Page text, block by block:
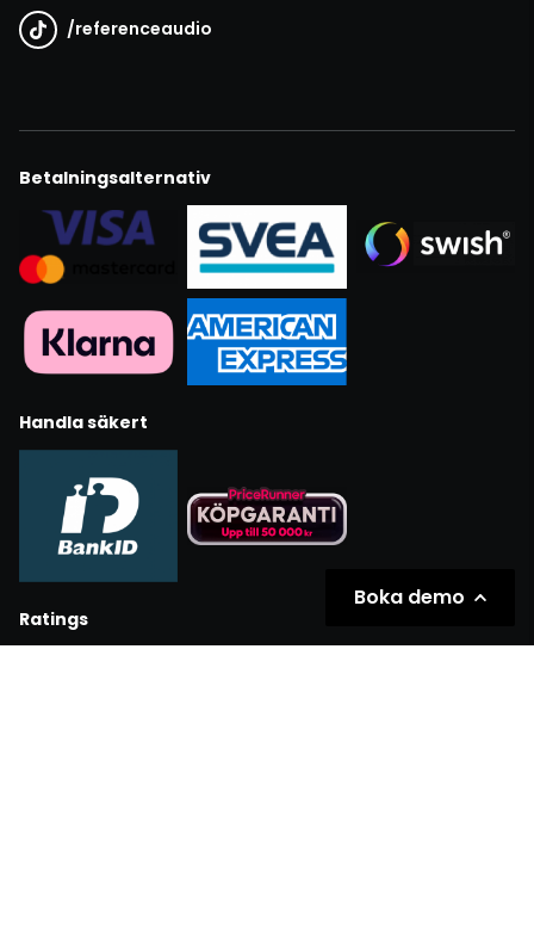
/referenceaudio
Betalningsalternativ
Handla säkert
Ratings
Boka demo